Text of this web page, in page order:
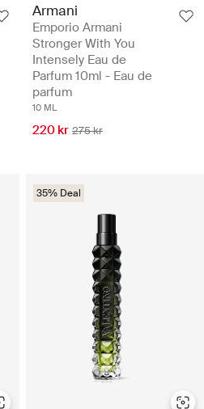
Armani
Emporio Armani
Stronger With You
Intensely Eau de
Parfum 10ml - Eau de
parfum
10 ML
220 kr 275 kr
35% Deal